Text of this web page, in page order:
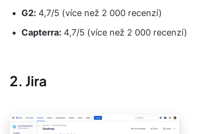
G2: 4,7/5 (více než 2 000 recenzí)
Capterra: 4,7/5 (více než 2 000 recenzí)
2. Jira